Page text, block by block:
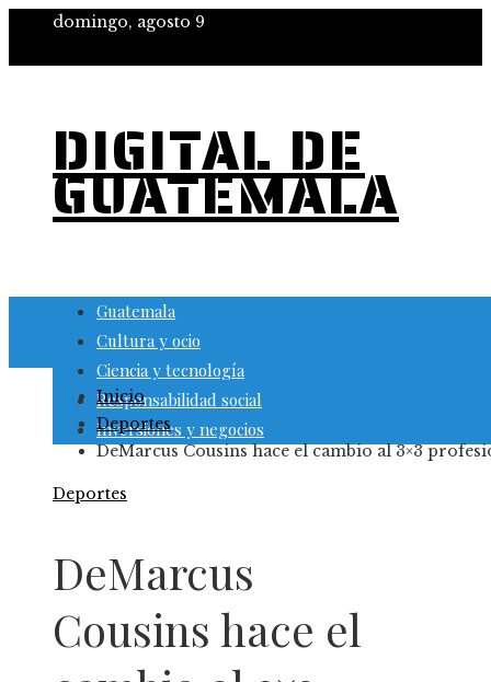
domingo, agosto 9
DIGITAL DE
GUATEMALA
Guatemala
Cultura y ocio
Ciencia y tecnología
Responsabilidad social
Inversiones y negocios
Inicio
Deportes
DeMarcus Cousins hace el cambio al 3×3
Deportes
DeMarcus
Cousins hace el